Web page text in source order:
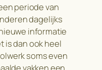
periode van
dagelijks
informatie
is dan ook heel
soms even